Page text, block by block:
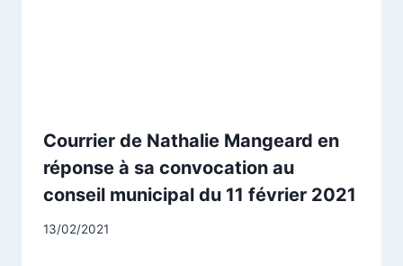
Courrier de Nathalie Mangeard en
réponse à sa convocation au
conseil municipal du 11 février 2021
Par
13/02/2021